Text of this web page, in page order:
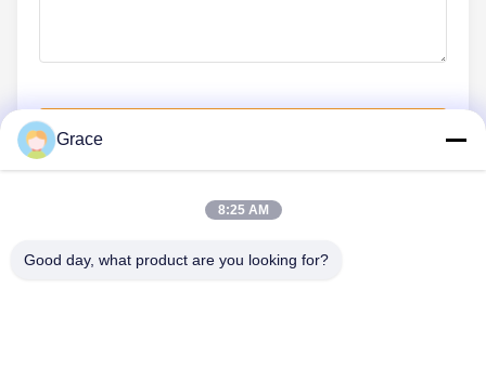
Grace
8:25 AM
Good day, what product are you looking for?